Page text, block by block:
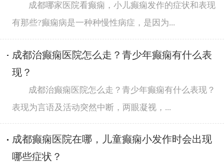
成都哪家医院看癫痫，小儿癫痫发作的症状和表现
有那些?癫痫病是一种种慢性病症，是因为...
成都治癫痫医院怎么走？青少年癫痫有什么表
现？
成都治癫痫医院怎么走？青少年癫痫有什么表现？
表现为言语及活动突然中断，两眼凝视，...
成都癫痫医院在哪，儿童癫痫小发作时会出现
哪些症状？